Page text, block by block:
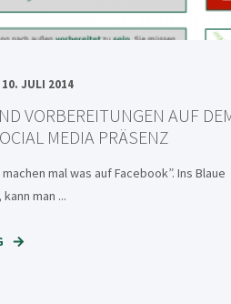
10. JULI 2014
VORBEREITUNGEN AUF
MEDIA PRÄSENZ
mal was auf Facebook”. Ins Blaue
man ...